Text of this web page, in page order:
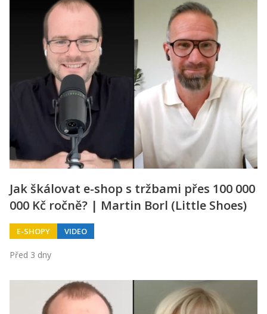
Jak škálovat e-shop s tržbami přes 100 000
000 Kč ročně? | Martin Borl (Little Shoes)
E-SHOPY VIDEO
Před 3 dny